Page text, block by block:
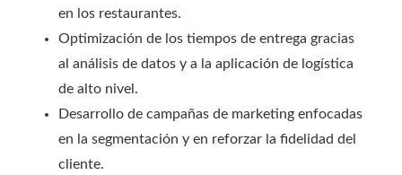
en los restaurantes.
Optimización de los tiempos de entrega gracias
al análisis de datos y a la aplicación de logística
de alto nivel.
Desarrollo de campañas de marketing enfocadas
en la segmentación y en reforzar la fidelidad del
cliente.